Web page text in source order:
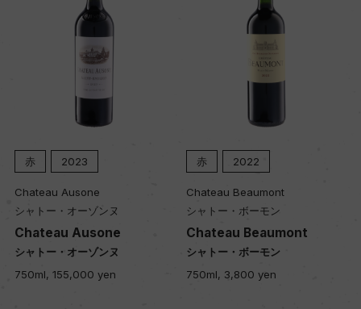
赤
キャップの仕様
ー
赤 2023
Chateau Ausone
シャトー・オーゾンヌ
Chateau Ausone
シャトー・オーゾンヌ
750ml, 155,000 yen
赤 2022
Chateau Beaumont
シャトー・ボーモン
Chateau Beaumont
シャトー・ボーモン
750ml, 3,800 yen